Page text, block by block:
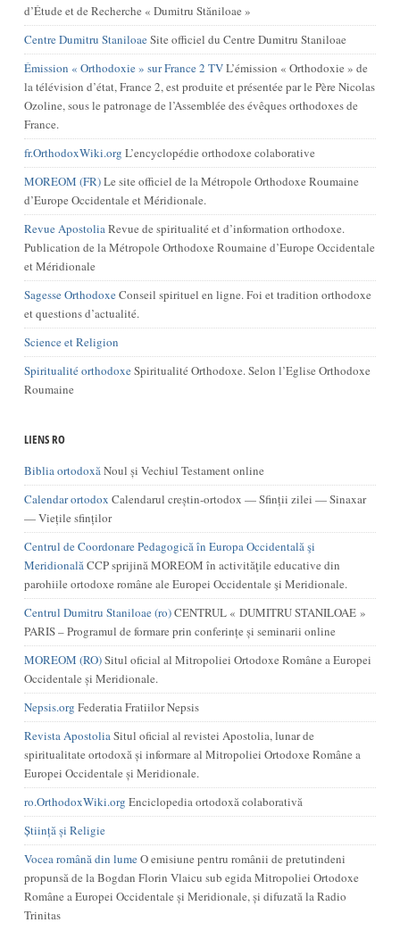
d’Étude et de Recherche « Dumitru Stăniloae »
Centre Dumitru StaniloaeSite officiel du Centre Dumitru Staniloae
Émission « Orthodoxie » sur France 2 TVL’émission « Orthodoxie » de
la télévision d’état, France 2, est produite et présentée par le Père Nicolas
Ozoline, sous le patronage de l’Assemblée des évêques orthodoxes de
France.
fr.OrthodoxWiki.org L’encyclopédie orthodoxe colaborative
MOREOM (FR)Le site officiel de la Métropole Orthodoxe Roumaine
d’Europe Occidentale et Méridionale.
Revue ApostoliaRevue de spiritualité et d’information orthodoxe.
Publication de la Métropole Orthodoxe Roumaine d’Europe Occidentale
et Méridionale
Sagesse OrthodoxeConseil spirituel en ligne. Foi et tradition orthodoxe
et questions d’actualité.
Science et Religion
Spiritualité orthodoxeSpiritualité Orthodoxe. Selon l’Eglise Orthodoxe
Roumaine
LIENS RO
Biblia ortodoxăNoul și Vechiul Testament online
Calendar ortodox Calendarul creștin-ortodox — Sfinții zilei — Sinaxar
— Viețile sfinților
Centrul de Coordonare Pedagogică în Europa Occidentală şi
MeridionalăCCP sprijină MOREOM în activităţile educative din
parohiile ortodoxe române ale Europei Occidentale şi Meridionale.
Centrul Dumitru Staniloae (ro)CENTRUL « DUMITRU STANILOAE »
PARIS – Programul de formare prin conferințe și seminarii online
MOREOM (RO)Situl oficial al Mitropoliei Ortodoxe Române a Europei
Occidentale și Meridionale.
Nepsis.org Federatia Fratiilor Nepsis
Revista ApostoliaSitul oficial al revistei Apostolia, lunar de
spiritualitate ortodoxă și informare al Mitropoliei Ortodoxe Române a
Europei Occidentale și Meridionale.
ro.OrthodoxWiki.org Enciclopedia ortodoxă colaborativă
Știință și Religie
Vocea română din lumeO emisiune pentru românii de pretutindeni
propunsă de la Bogdan Florin Vlaicu sub egida Mitropoliei Ortodoxe
Române a Europei Occidentale și Meridionale, și difuzată la Radio
Trinitas